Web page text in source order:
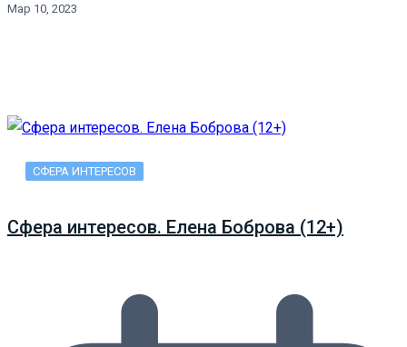
Мар 10, 2023
СФЕРА ИНТЕРЕСОВ
Сфера интересов. Елена Боброва (12+)